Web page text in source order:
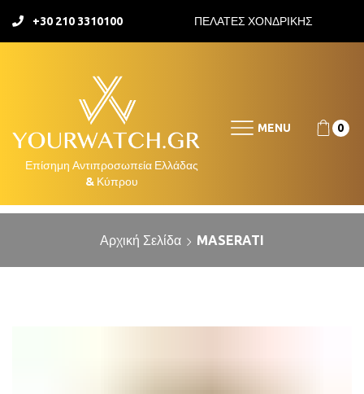
+30 210 3310100 ΠΕΛΑΤΕΣ ΧΟΝΔΡΙΚΗΣ
MENU 0
Αρχική Σελίδα MASERATI